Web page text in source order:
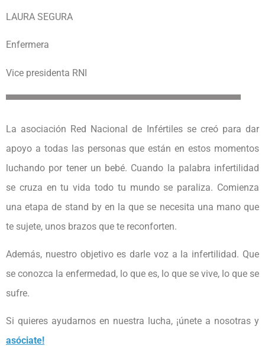
LAURA SEGURA
Enfermera
Vice presidenta RNI
La asociación Red Nacional de Infértiles se creó para dar
apoyo a todas las personas que están en estos momentos
luchando por tener un bebé. Cuando la palabra infertilidad
se cruza en tu vida todo tu mundo se paraliza. Comienza
una etapa de stand by en la que se necesita una mano que
te sujete, unos brazos que te reconforten.
Además, nuestro objetivo es darle voz a la infertilidad. Que
se conozca la enfermedad, lo que es, lo que se vive, lo que se
sufre.
Si quieres ayudarnos en nuestra lucha, ¡únete a nosotras y
asóciate!